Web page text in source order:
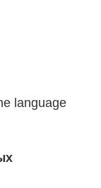
language